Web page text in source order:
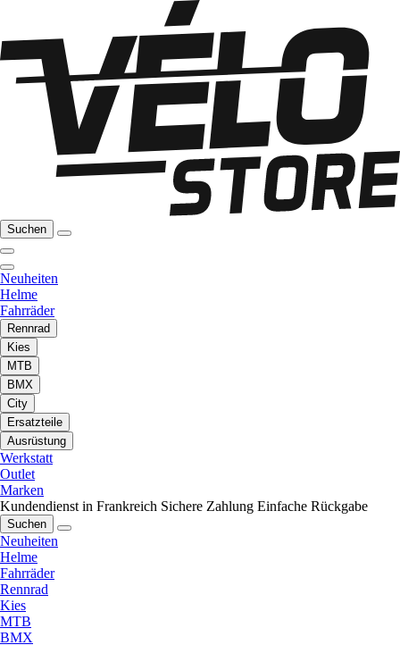
Suchen
Neuheiten
Helme
Fahrräder
Rennrad
Kies
MTB
BMX
City
Ersatzteile
Ausrüstung
Werkstatt
Outlet
Marken
Kundendienst in Frankreich Sichere Zahlung Einfache Rückgabe
Suchen
Neuheiten
Helme
Fahrräder
Rennrad
Kies
MTB
BMX